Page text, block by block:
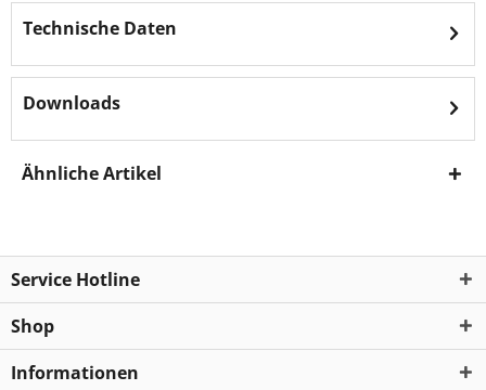
Technische Daten
Downloads
Ähnliche Artikel
Service Hotline
Shop
Informationen